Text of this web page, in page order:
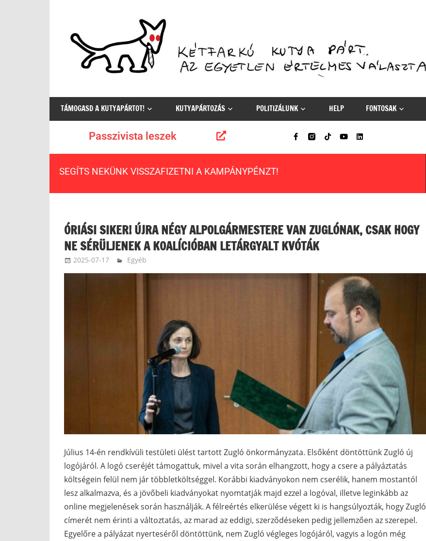
egyetlen
értelmes
választás
TÁMOGASD A KUTYAPÁRTOT! KUTYAPÁRTOZÁS POLITIZÁLUNK HELP FONTOSAK
Passzivista leszek
SEGÍTS NEKÜNK VISSZAFIZETNI A KAMPÁNYPÉNZT!
ÓRIÁSI SIKER! ÚJRA NÉGY ALPOLGÁRMESTERE VAN ZUGLÓNAK, CSAK HOGY
NE SÉRÜLJENEK A KOALÍCIÓBAN LETÁRGYALT KVÓTÁK
2025-07-17 gyorffypeter
Egyéb
Július 14-én rendkívüli testületi ülést tartott Zugló önkormányzata. Elsőként döntöttünk Zugló új
logójáról. A logó cseréjét támogattuk, mivel a vita során elhangzott, hogy a csere a pályáztatás
költségein felül nem jár többletköltséggel. Korábbi kiadványokon nem cserélik, hanem mostantól
lesz alkalmazva, és a jövőbeli kiadványokat nyomtatják majd ezzel a logóval, illetve leginkább az
online megjelenések során használják. A félreértés elkerülése végett ki is hangsúlyozták, hogy Zugló
címerét nem érinti a változtatás, az marad az eddigi, szerződéseken pedig jellemzően az szerepel.
Egyelőre a pályázat nyerteséről döntöttünk, nem Zugló végleges logójáról, vagyis a logón még